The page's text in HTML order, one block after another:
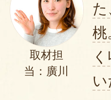
今年の松栗
箱の中は美
カリカリ芳
贈答用より
りから喉越
後半は冷
取材担
当：廣川
桃
い